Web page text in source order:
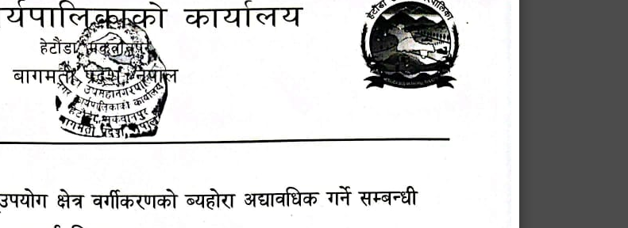
शिक्षक सरुवा सहमतिका लागि दरखास्त आव्हान सम्बन्धी सूचना !
हेटौंडा उपमहानगरपालिकाको सूची दर्ता सम्बन्धी सूचना
चुरियामाई सुरुङको संरक्षण तथा व्यवस्थापनको जिम्मेवारी
पोषाक र परिचयपत्र अनिवार्य लगाउने सम्बन्धमा ।
Phone: 9855010111
सविन न्यौपाने